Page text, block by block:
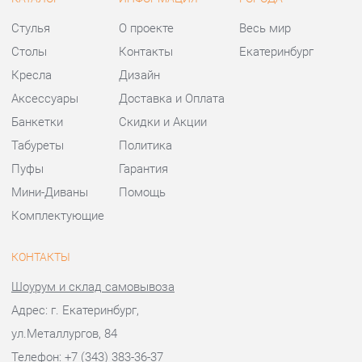
Табуреты
Пуфы
Мини-Диваны
Комплектующие
Политика
Гарантия
Помощь
КОНТАКТЫ
ул.Металлургов, 84
Телефон: +7 (343) 383-36-37
Отправить сообщение